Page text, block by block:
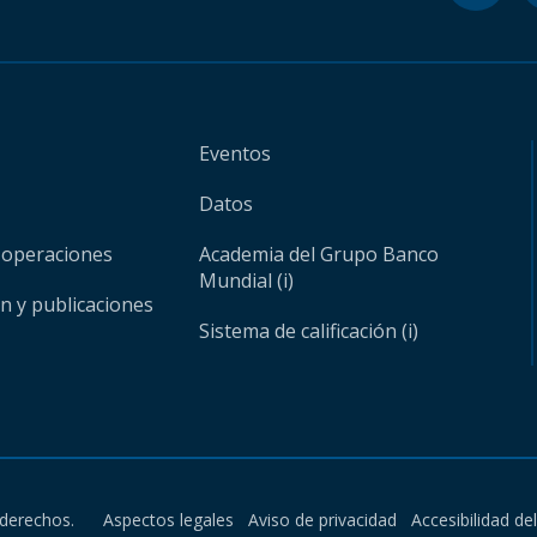
y publicaciones
Eventos
Datos
Academia del Grupo Banco
Mundial (i)
Sistema de calificación (i)
Aspectos legales Aviso de privacidad Accesibilidad